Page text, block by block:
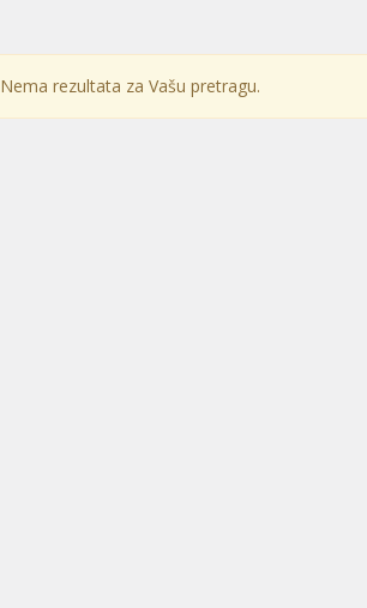
Nema rezultata za Vašu pretragu.